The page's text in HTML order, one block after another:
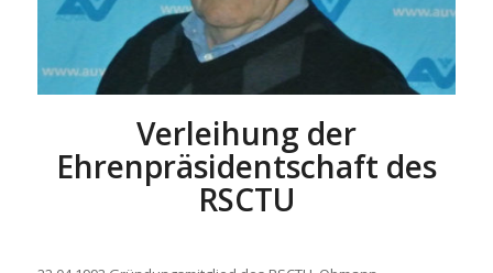
Verleihung der
Ehrenpräsidentschaft des
RSCTU